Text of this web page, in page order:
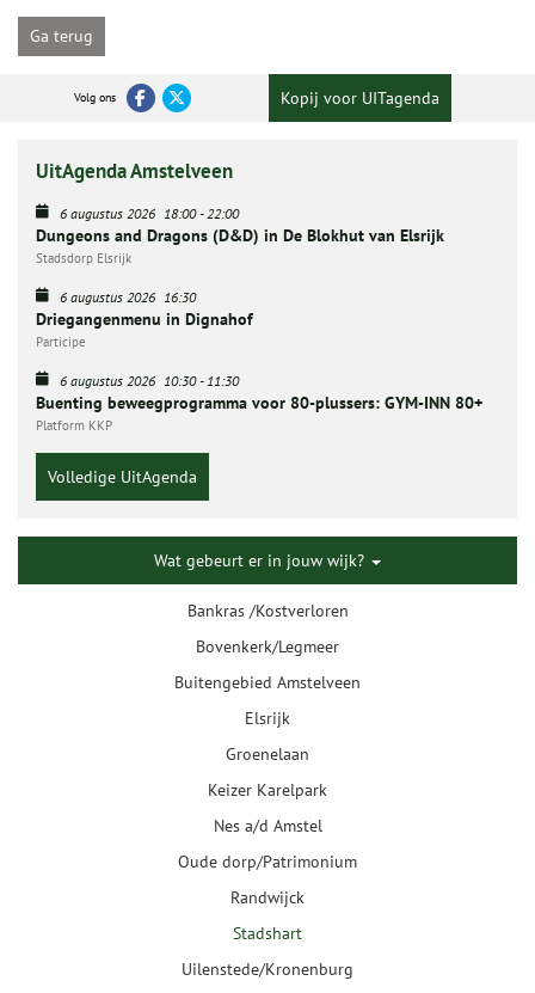
Ga terug
Volg ons Kopij voor UITagenda
UitAgenda Amstelveen
6 augustus 2026 18:00-22:00
Dungeons and Dragons (D&D) in De Blokhut van Elsrijk
Stadsdorp Elsrijk
6 augustus 2026 16:30
Driegangenmenu in Dignahof
Participe
6 augustus 2026 10:30-11:30
Buenting beweegprogramma voor 80-plussers: GYM-INN 80+
Platform KKP
Volledige UitAgenda
Wat gebeurt er in jouw wijk?
Bankras /Kostverloren
Bovenkerk/Legmeer
Buitengebied Amstelveen
Elsrijk
Groenelaan
Keizer Karelpark
Nes a/d Amstel
Oude dorp/Patrimonium
Randwijck
Stadshart
Uilenstede/Kronenburg